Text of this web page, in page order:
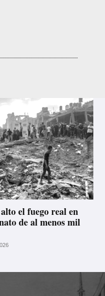
el fuego real en
de al menos mil